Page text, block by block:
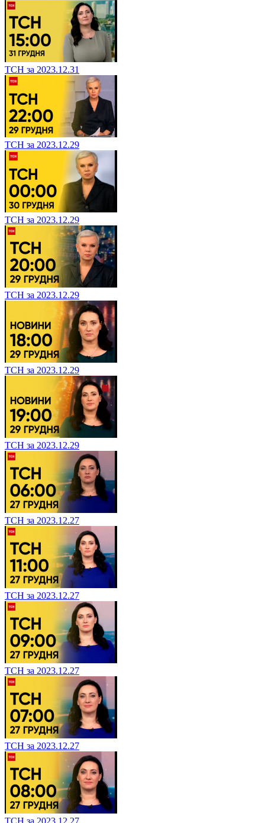
ТСН за 2023.12.31
ТСН за 2023.12.29
ТСН за 2023.12.29
ТСН за 2023.12.29
ТСН за 2023.12.29
ТСН за 2023.12.29
ТСН за 2023.12.27
ТСН за 2023.12.27
ТСН за 2023.12.27
ТСН за 2023.12.27
ТСН за 2023.12.27